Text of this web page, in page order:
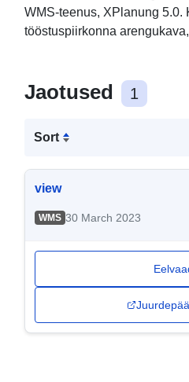
WMS-teenus, XPlanung 5.0.
tööstuspiirkonna
Jaotused 1
Sort
view
WMS 30 March 2023